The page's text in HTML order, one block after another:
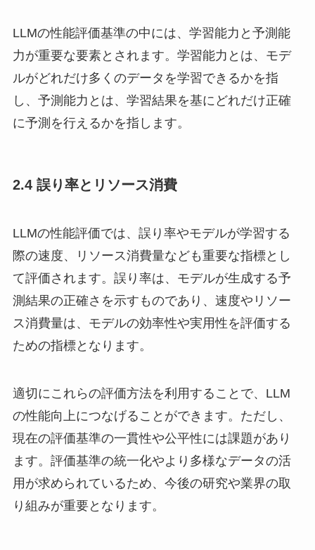
LLMの性能評価基準の中には、学習能力と予測能
力が重要な要素とされます。学習能力とは、モデ
ルがどれだけ多くのデータを学習できるかを指
し、予測能力とは、学習結果を基にどれだけ正確
に予測を行えるかを指します。
2.4 誤り率とリソース消費
LLMの性能評価では、誤り率やモデルが学習する
際の速度、リソース消費量なども重要な指標とし
て評価されます。誤り率は、モデルが生成する予
測結果の正確さを示すものであり、速度やリソー
ス消費量は、モデルの効率性や実用性を評価する
ための指標となります。
適切にこれらの評価方法を利用することで、LLM
の性能向上につなげることができます。ただし、
現在の評価基準の一貫性や公平性には課題があり
ます。評価基準の統一化やより多様なデータの活
用が求められているため、今後の研究や業界の取
り組みが重要となります。